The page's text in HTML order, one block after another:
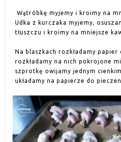
Wątróbkę myjemy i kroimy na
Udka z kurczaka myjemy,
tłuszczu i kroimy na mniejsze
Na blaszkach rozkładamy
rozkładamy na nich pokrojone
szprotkę owijamy jednym
układamy na papierze do